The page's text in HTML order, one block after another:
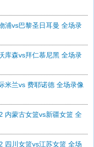
浦vs巴黎圣日耳曼 全场录
库森vs拜仁慕尼黑 全场录
米兰vs 费耶诺德 全场录像
内蒙古女篮vs新疆女篮 全
四川女篮vs江苏女篮 全场